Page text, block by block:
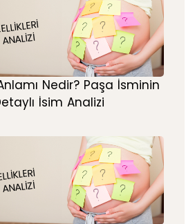
Nedir? Paşa İsminin
İsim Analizi